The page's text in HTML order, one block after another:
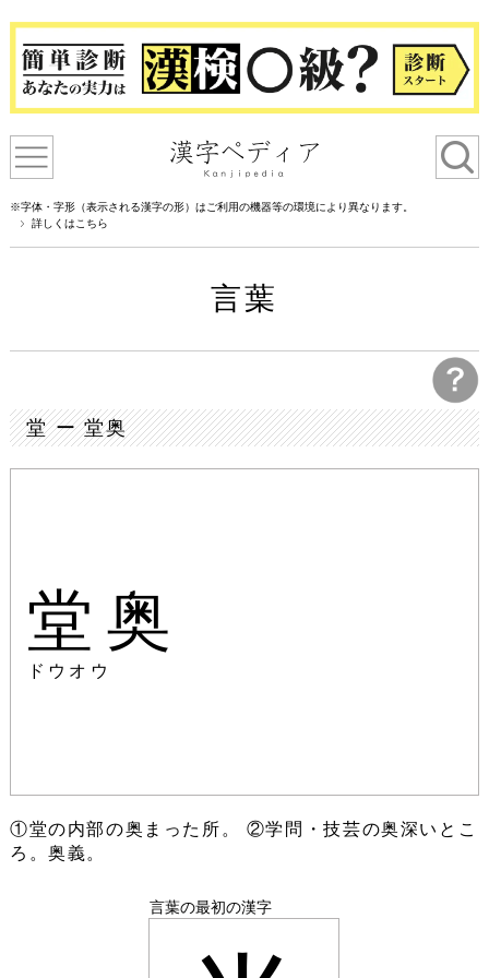
※字体・字形（表示される漢字の形）はご利用の機器等の環境により異なります。
詳しくはこちら
言葉
堂 ー 堂奥
堂奥
ドウオウ
①堂の内部の奥まった所。 ②学問・技芸の奥深いとこ
ろ。奥義。
言葉の最初の漢字